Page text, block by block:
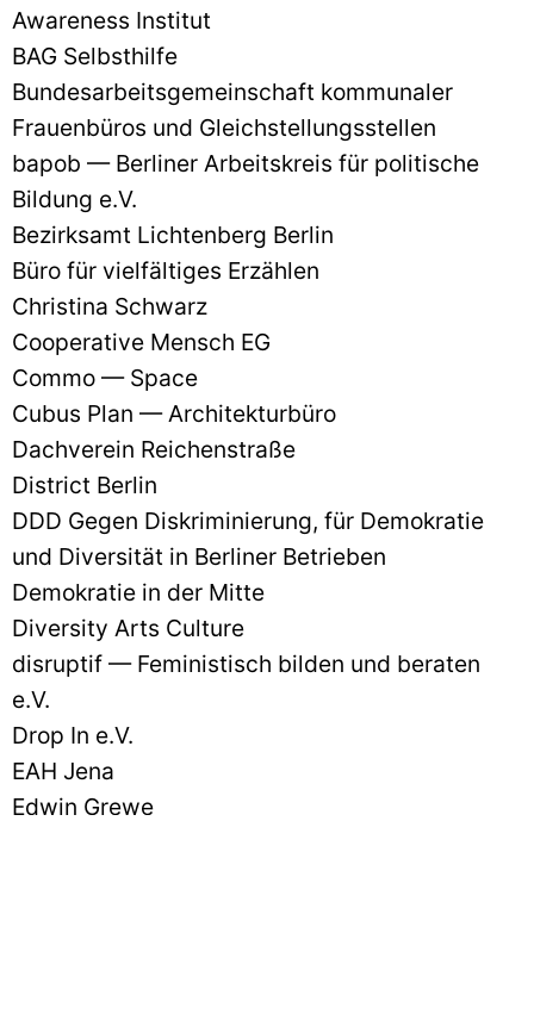
Awareness Institut
BAG Selbsthilfe
Bundesarbeitsgemeinschaft kommunaler
Frauenbüros und Gleichstellungsstellen
bapob — Berliner Arbeitskreis für politische
Bildung e.V.
Bezirksamt Lichtenberg Berlin
Büro für vielfältiges Erzählen
Christina Schwarz
Cooperative Mensch EG
Commo — Space
Cubus Plan — Architekturbüro
Dachverein Reichenstraße
District Berlin
DDD Gegen Diskriminierung, für Demokratie
und Diversität in Berliner Betrieben
Demokratie in der Mitte
Diversity Arts Culture
disruptif — Feministisch bilden und beraten
e.V.
Drop In e.V.
EAH Jena
Edwin Grewe